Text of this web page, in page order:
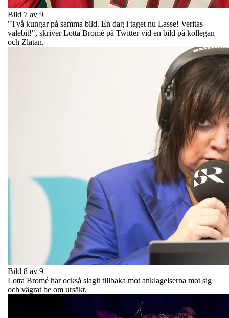
Bild 7 av 9
"Två kungar på samma bild. En dag i taget nu Lasse! Veritas
valebit!", skriver Lotta Bromé på Twitter vid en bild på kollegan
och Zlatan.
Bild 8 av 9
Lotta Bromé har också slagit tillbaka mot anklagelserna mot sig
och vägrat be om ursäkt.